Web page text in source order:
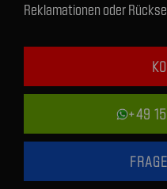
Reklamationen oder
+49